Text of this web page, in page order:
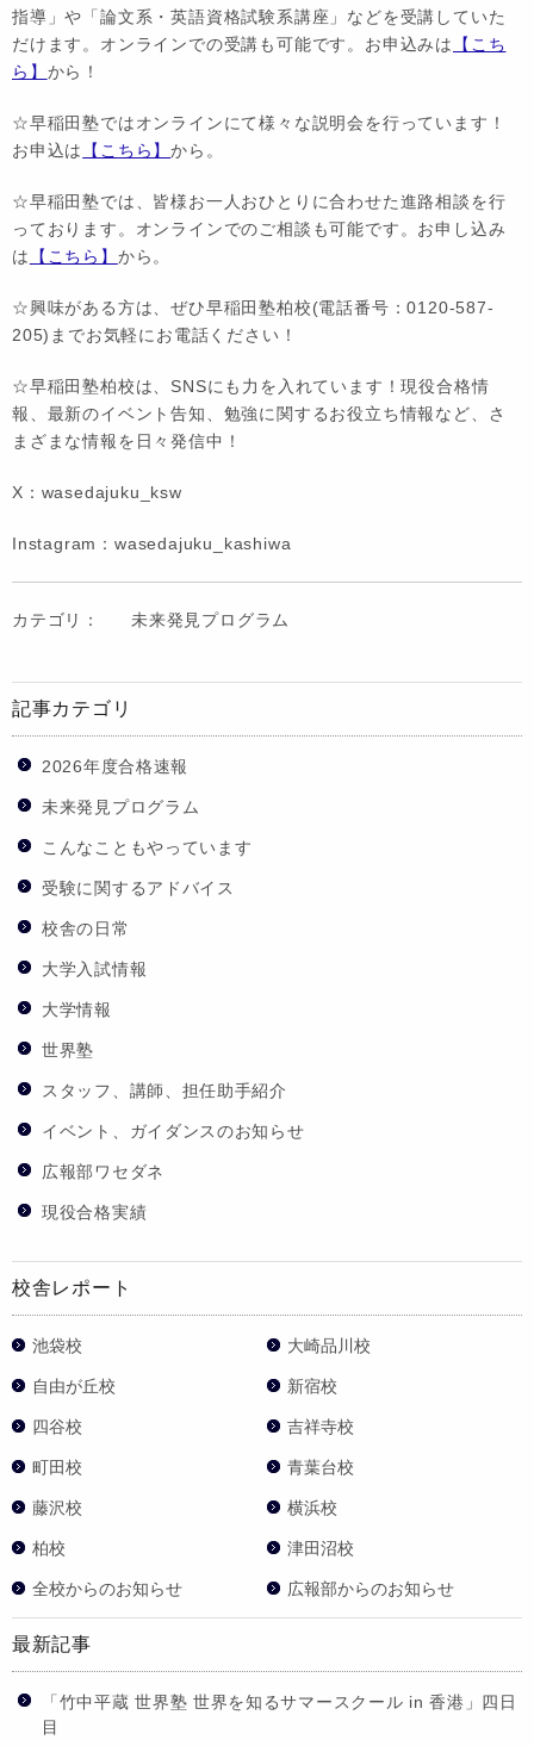
指導」や「論文系・英語資格試験系講座」などを受講していた
だけます。オンラインでの受講も可能です。お申込みは
【こち
ら】 から！
☆早稲田塾ではオンラインにて様々な説明会を行っています！
お申込は
【こちら】から。
☆早稲田塾では、皆様お一人おひとりに合わせた進路相談を行
っております。オンラインでのご相談も可能です。お申し込み
は
【こちら】 から。
☆興味がある方は、ぜひ早稲田塾柏校(電話番号：0120-587-
205)までお気軽にお電話ください！
☆早稲田塾柏校は、SNSにも力を入れています！現役合格情
報、最新のイベント告知、勉強に関するお役立ち情報など、さ
まざまな情報を日々発信中！
X：wasedajuku_ksw
Instagram：wasedajuku_kashiwa
カテゴリ： 未来発見プログラム
記事カテゴリ
2026年度合格速報
未来発見プログラム
こんなこともやっています
受験に関するアドバイス
校舎の日常
大学入試情報
大学情報
世界塾
スタッフ、講師、担任助手紹介
イベント、ガイダンスのお知らせ
広報部ワセダネ
現役合格実績
校舎レポート
池袋校 大崎品川校
自由が丘校 新宿校
四谷校 吉祥寺校
町田校 青葉台校
藤沢校 横浜校
柏校 津田沼校
全校からのお知らせ 広報部からのお知らせ
最新記事
「竹中平蔵 世界塾 世界を知るサマースクール in 香港」四日
目